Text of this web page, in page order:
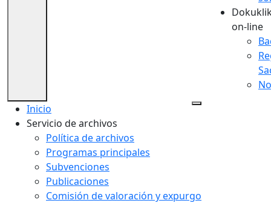
on-line
Inicio
Servicio de archivos
Política de archivos
Programas principales
Subvenciones
Publicaciones
Comisión de valoración y expurgo